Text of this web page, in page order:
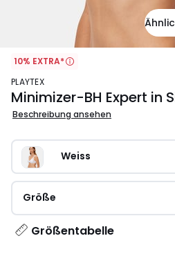
10% EXTRA*
PLAYTEX
Minimizer-BH Expert in
Beschreibung ansehen
Weiss
Größe
Größentabelle